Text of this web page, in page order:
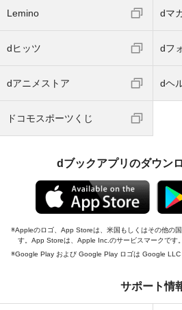
Lemino dマ
dヒッツ dフ
dアニメストア dヘ
ドコモスポーツくじ
dブックアプリのダウン
Appleのロゴ、App Storeは、米国もしくはその他の
す。App Storeは、Apple Inc.のサービスマークです。
Google Play および Google Play ロゴは Google LLC
サポート情